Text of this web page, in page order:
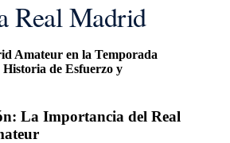
Real Madrid
Amateur en la Temporada
Historia de Esfuerzo y
La Importancia del Real